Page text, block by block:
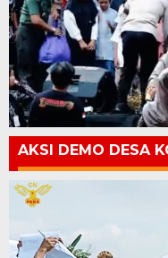
AKSI DEMO DESA